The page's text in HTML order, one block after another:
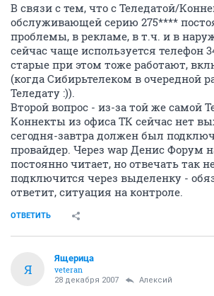
В связи с тем, что с Теледатой/
обслуживающей серию 275****
проблемы, в рекламе, в т.ч. и в
сейчас чаще используется телефон
старые при этом тоже работают,
(когда Сибирьтелеком в очередной
Теледату :)).
Второй вопрос - из-за той же самой
Коннекты из офиса ТК сейчас нет
сегодня-завтра должен был
провайдер. Через wap Денис Форум
постоянно читает, но отвечать так
подключится через выделенку -
ответит, ситуация на контроле.
ОТВЕТИТЬ
Я
Ящерица
veteran
28 декабря 2007 Алексий